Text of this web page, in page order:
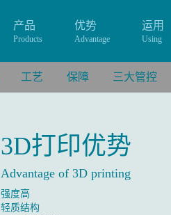
产品
Products
优势
Advantage
工艺 保障 三大管控
运用
Using
3D打印优势
Advantage of 3D printing
强度高
轻质结构